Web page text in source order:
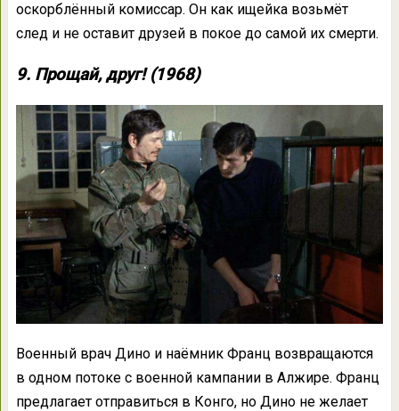
оскорблённый комиссар. Он как ищейка возьмёт
след и не оставит друзей в покое до самой их смерти.
9. Прощай, друг! (1968)
Военный врач Дино и наёмник Франц возвращаются
в одном потоке с военной кампании в Алжире. Франц
предлагает отправиться в Конго, но Дино не желает